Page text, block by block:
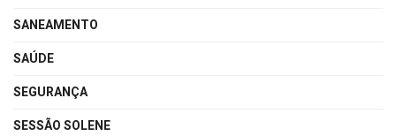
SANEAMENTO
SAÚDE
SEGURANÇA
SESSÃO SOLENE